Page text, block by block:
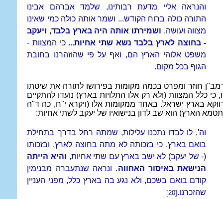
והנראה אליי מדעת רבותינו, שלמד אברהם אבינו
התורה כולה ברוח הקודש... ושמר אותה כולה כמי שאינו
מצווה ועושה, ושמירתו אותה היה בארץ בלבד, ויעקב
- בחוצה לארץ בלבד נשא שתי אחיות...כי המצוות -
משפט אלוהי הארץ הם, ואף על פי שהוזהרנו בחובת
הגוף בכל מקום.
חוזר ומפרט בכמה מקומות בפירושו לתורה את שיטתו
כי כלל המצוות (ולא רק אלו התלויות בארץ) נועדו להתקיים
בארץ ישראל. באחד ממקומות אלו (ויקרא י"ח, כה ד"ה
הארץ) הוא שב לדון בנישואיו של יעקב לשתי אחיות:
וה', לו לבדו נתכנו עלילות, שמתה רחל בדרך בתחילת
בואם בארץ, כי בזכותה לא מתה בחוצה לארץ, ובזכותו
(- של יעקב) לא ישב בארץ עם שתי אחיות, והיא הייתה
הנישאת באיסור האחווה. ונראה שנתעברה מבנימין
קודם בואם בשכם, ולא נגע בה בארץ כלל, מפני העניין
שהזכרנו. [20]